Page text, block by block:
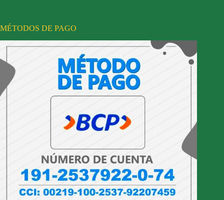
MÉTODOS DE PAGO